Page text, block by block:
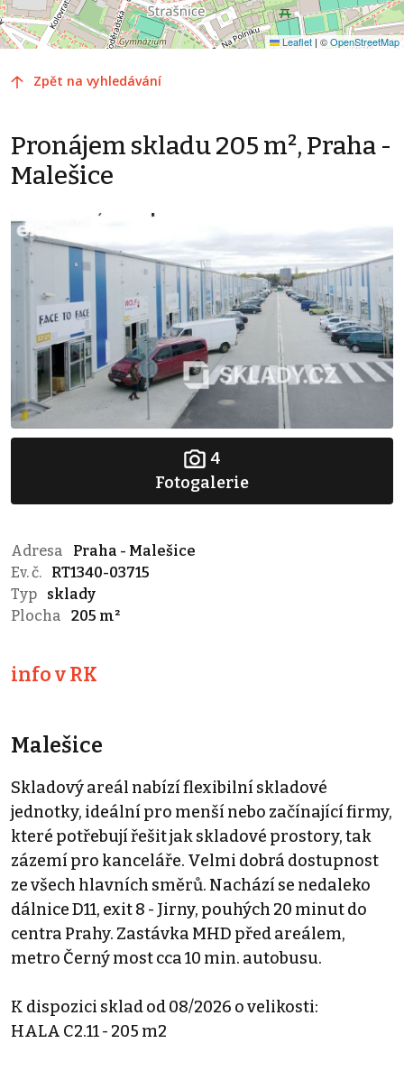
Leaflet | ©OpenStreetMap
Zpět na vyhledávání
Pronájem skladu 205 m², Praha -
Malešice
4
Fotogalerie
Adresa
Praha - Malešice
Ev. č.
RT1340-03715
Typ
sklady
Plocha
205 m²
info v RK
Malešice
Skladový areál nabízí flexibilní skladové
jednotky, ideální pro menší nebo začínající firmy,
které potřebují řešit jak skladové prostory, tak
zázemí pro kanceláře. Velmi dobrá dostupnost
ze všech hlavních směrů. Nachází se nedaleko
dálnice D11, exit 8 - Jirny, pouhých 20 minut do
centra Prahy. Zastávka MHD před areálem,
metro Černý most cca 10 min. autobusu.
K dispozici sklad od 08/2026 o velikosti:
HALA C2.11 - 205 m2